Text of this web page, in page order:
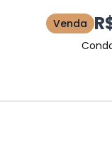
Venda